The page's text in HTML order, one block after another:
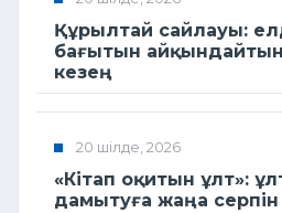
Құрылтай сайлауы:
бағытын
кезең
20 шілде, 2026
«Кітап оқитын ұлт»:
дамытуға жаңа серпін